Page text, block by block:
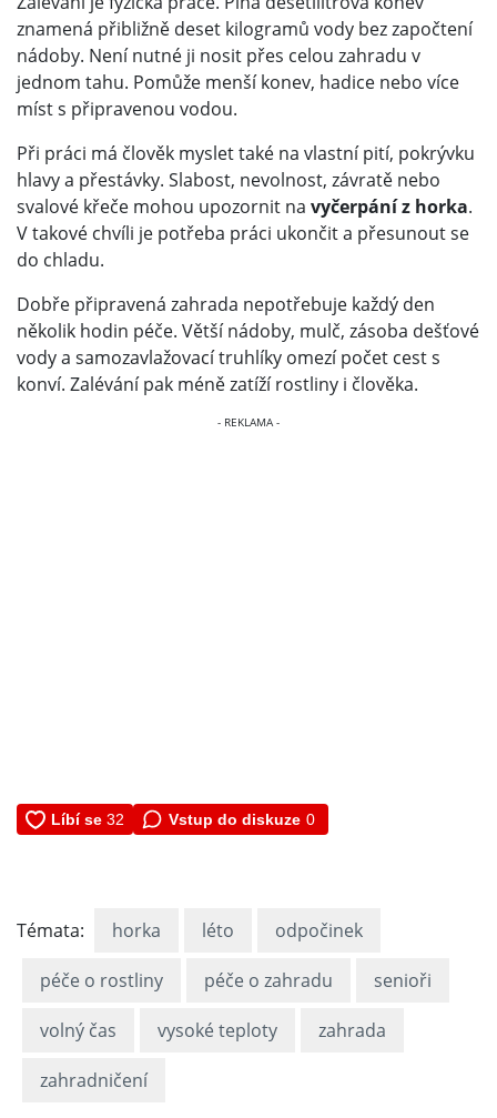
znamená přibližně deset kilogramů vody bez započtení
nádoby. Není nutné ji nosit přes celou zahradu v
jednom tahu. Pomůže menší konev, hadice nebo více
míst s připravenou vodou.
Při práci má člověk myslet také na vlastní pití, pokrývku
hlavy a přestávky. Slabost, nevolnost, závratě nebo
svalové křeče mohou upozornit na vyčerpání z horka.
V takové chvíli je potřeba práci ukončit a přesunout se
do chladu.
Dobře připravená zahrada nepotřebuje každý den
několik hodin péče. Větší nádoby, mulč, zásoba dešťové
vody a samozavlažovací truhlíky omezí počet cest s
konví. Zalévání pak méně zatíží rostliny i člověka.
Vstup do diskuze 0
Témata: horka léto odpočinek
péče o rostliny péče o zahradu senioři
volný čas vysoké teploty zahrada
zahradničení